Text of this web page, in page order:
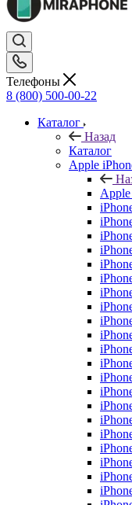
Телефоны
8 (800) 500-00-22
Каталог
Назад
Каталог
Apple